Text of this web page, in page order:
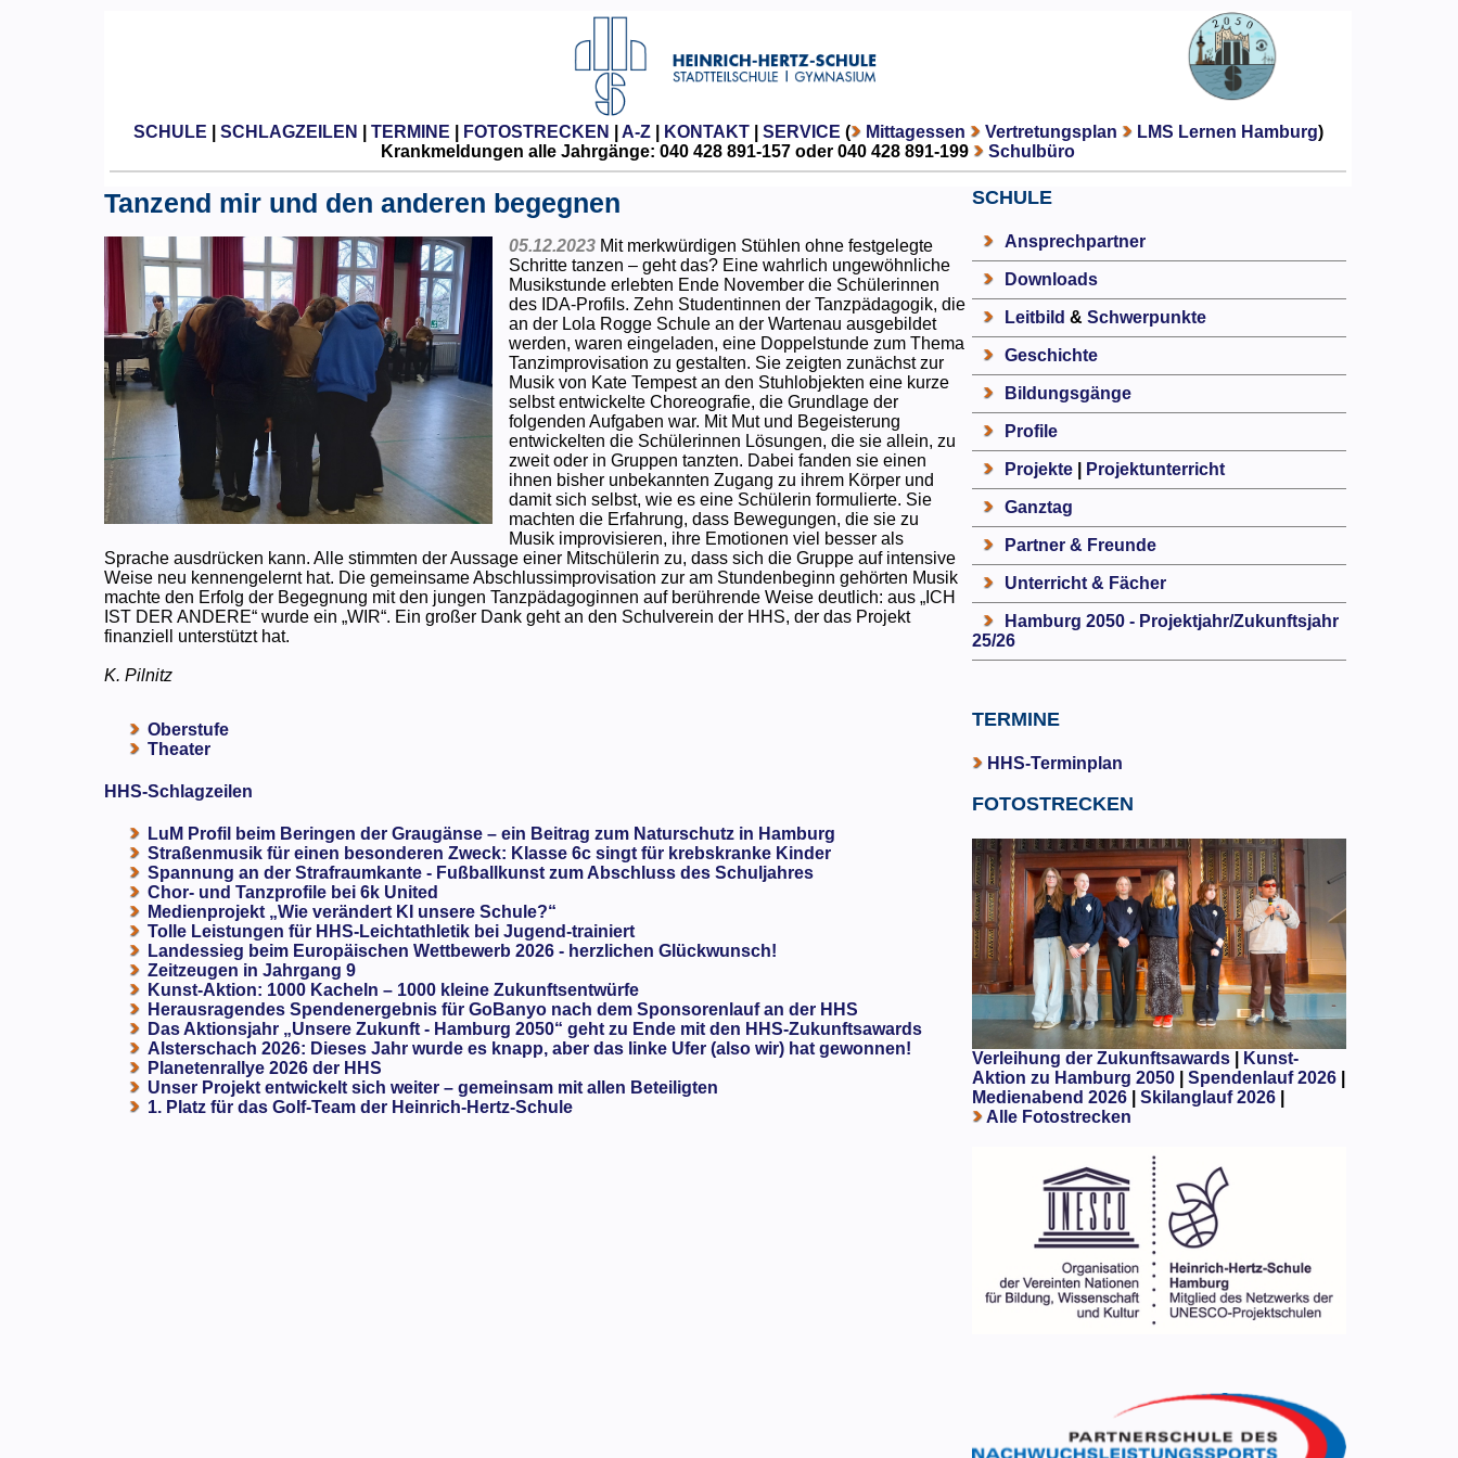
SCHULE SCHLAGZEILEN TERMINE FOTOSTRECKEN A-Z| KONTAKT| SERVICE ( Mittagessen Vertretungsplan LMS Lernen Hamburg)
Krankmeldungen alle Jahrgänge: 040 428 891-157 oder 040 428 891-199
Schulbüro
Tanzend mir und den anderen begegnen
05.12.2023 Mit merkwürdigen Stühlen ohne festgelegte
Schritte tanzen – geht das? Eine wahrlich ungewöhnliche
Musikstunde erlebten Ende November die Schülerinnen
des IDA-Profils. Zehn Studentinnen der Tanzpädagogik, die
an der Lola Rogge Schule an der Wartenau ausgebildet
werden, waren eingeladen, eine Doppelstunde zum Thema
Tanzimprovisation zu gestalten. Sie zeigten zunächst zur
Musik von Kate Tempest an den Stuhlobjekten eine kurze
selbst entwickelte Choreografie, die Grundlage der
folgenden Aufgaben war. Mit Mut und Begeisterung
entwickelten die Schülerinnen Lösungen, die sie allein, zu
zweit oder in Gruppen tanzten. Dabei fanden sie einen
ihnen bisher unbekannten Zugang zu ihrem Körper und
damit sich selbst, wie es eine Schülerin formulierte. Sie
machten die Erfahrung, dass Bewegungen, die sie zu
Musik improvisieren, ihre Emotionen viel besser als
Sprache ausdrücken kann. Alle stimmten der Aussage einer Mitschülerin zu, dass sich die Gruppe auf intensive
Weise neu kennengelernt hat. Die gemeinsame Abschlussimprovisation zur am Stundenbeginn gehörten Musik
machte den Erfolg der Begegnung mit den jungen Tanzpädagoginnen auf berührende Weise deutlich: aus „ICH
IST DER ANDERE“ wurde ein „WIR“. Ein großer Dank geht an den Schulverein der HHS, der das Projekt
finanziell unterstützt hat.
K. Pilnitz
Oberstufe
Theater
HHS-Schlagzeilen
LuM Profil beim Beringen der Graugänse – ein Beitrag zum Naturschutz in Hamburg
Straßenmusik für einen besonderen Zweck: Klasse 6c singt für krebskranke Kinder
Spannung an der Strafraumkante - Fußballkunst zum Abschluss des Schuljahres
Chor- und Tanzprofile bei 6k United
Medienprojekt „Wie verändert KI unsere Schule?“
Tolle Leistungen für HHS-Leichtathletik bei Jugend-trainiert
Landessieg beim Europäischen Wettbewerb 2026 - herzlichen Glückwunsch!
Zeitzeugen in Jahrgang 9
Kunst-Aktion: 1000 Kacheln – 1000 kleine Zukunftsentwürfe
Herausragendes Spendenergebnis für GoBanyo nach dem Sponsorenlauf an der HHS
Das Aktionsjahr „Unsere Zukunft - Hamburg 2050“ geht zu Ende mit den HHS-Zukunftsawards
Alsterschach 2026: Dieses Jahr wurde es knapp, aber das linke Ufer (also wir) hat gewonnen!
Planetenrallye 2026 der HHS
Unser Projekt entwickelt sich weiter – gemeinsam mit allen Beteiligten
1. Platz für das Golf-Team der Heinrich-Hertz-Schule
SCHULE
Ansprechpartner
Downloads
Leitbild & Schwerpunkte
Geschichte
Bildungsgänge
Profile
Projekte| Projektunterricht
Ganztag
Partner & Freunde
Unterricht & Fächer
Hamburg 2050 - Projektjahr/Zukunftsjahr
25/26
TERMINE
HHS-Terminplan
FOTOSTRECKEN
Verleihung der Zukunftsawards|
Kunst-
Aktion zu Hamburg 2050
Spendenlauf 2026|
Medienabend 2026| Skilanglauf 2026|
Alle Fotostrecken